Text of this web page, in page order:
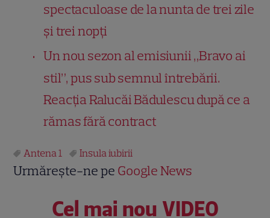
spectaculoase de la nunta de trei zile
și trei nopți
Un nou sezon al emisiunii „Bravo ai
stil”, pus sub semnul întrebării.
Reacția Ralucăi Bădulescu după ce a
rămas fără contract
Antena 1 Insula iubirii
Urmărește-ne pe Google News
Cel mai nou VIDEO